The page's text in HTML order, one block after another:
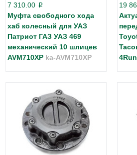
7 310.00 p
Муфта свободного хода
хаб колесный для УАЗ
Патриот ГАЗ УАЗ 469
механический 10 шлицев
AVM710XP ka-AVM710XP
19